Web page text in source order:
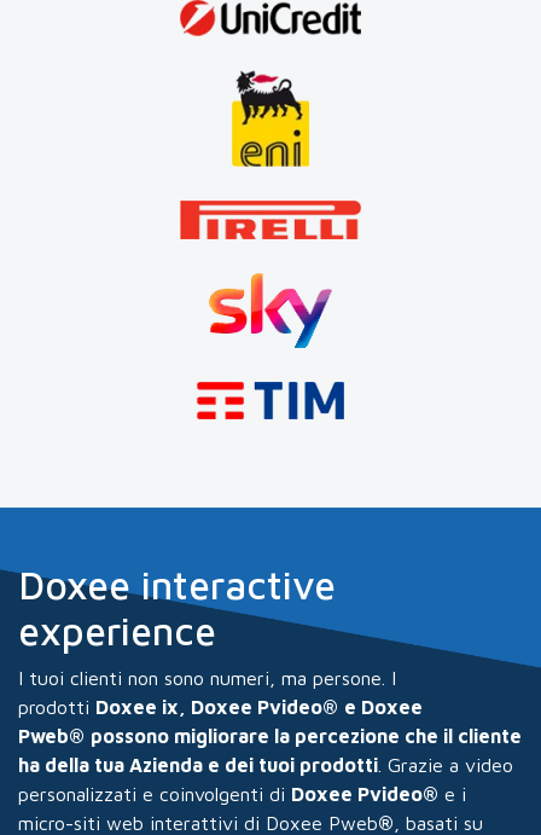
Doxee interactive
experience
I tuoi clienti non sono numeri, ma persone. I
prodotti Doxee ix, Doxee Pvideo® e Doxee
Pweb® possono migliorare la percezione che il cliente
ha della tua Azienda e dei tuoi prodotti . Grazie a video
personalizzati e coinvolgenti di Doxee Pvideo® e i
micro-siti web interattivi di Doxee Pweb® , basati su